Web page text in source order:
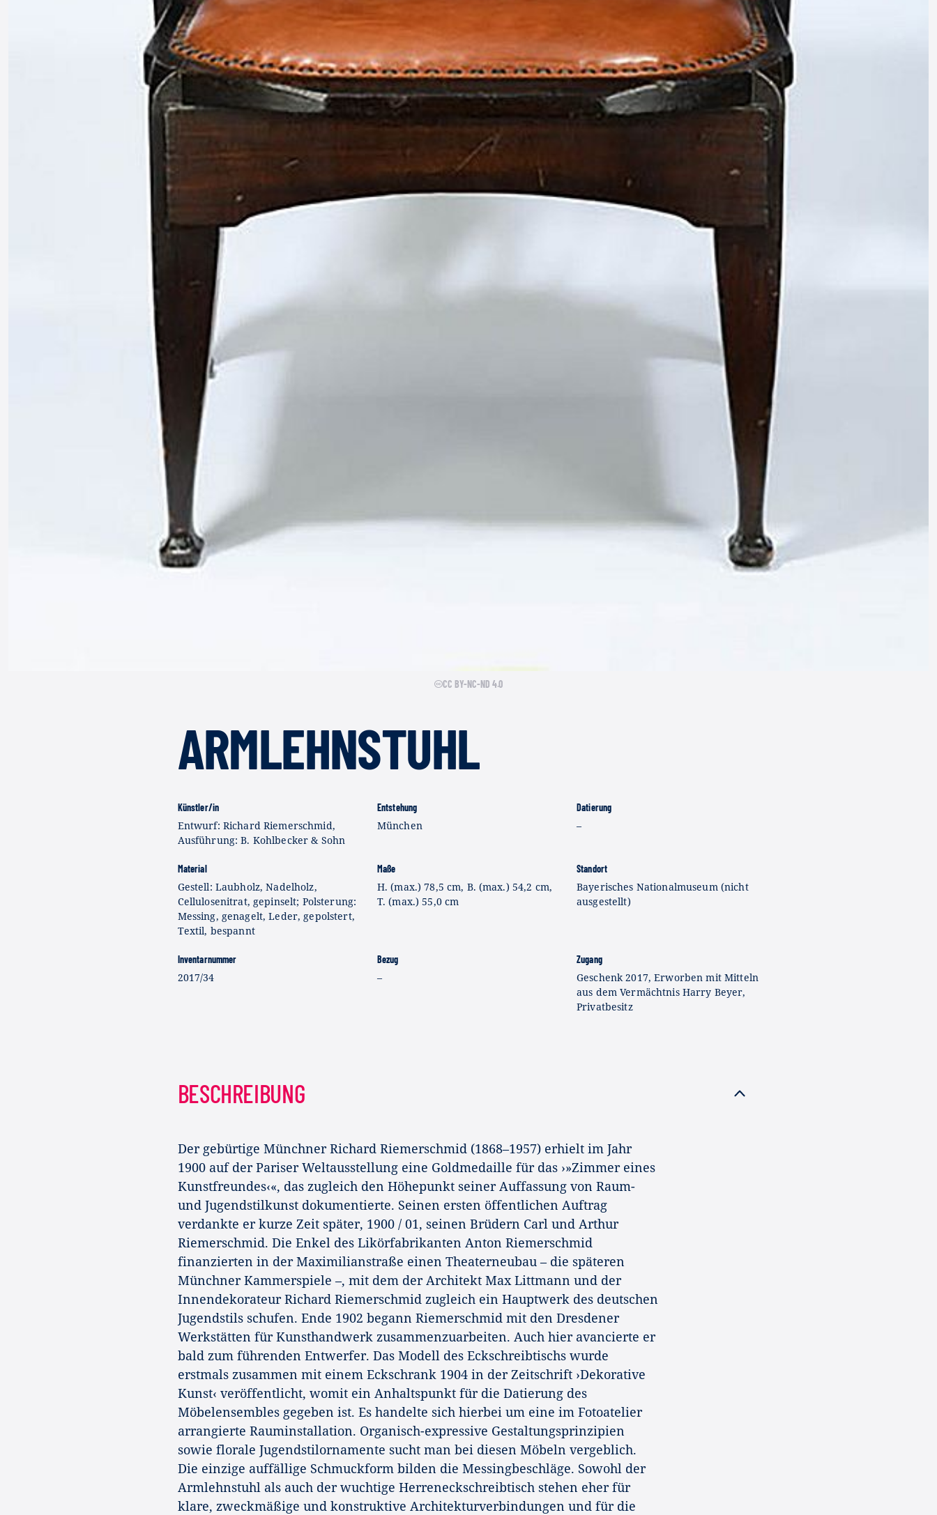
CC BY-NC-ND 4.0
ARMLEHNSTUHL
Künstler/in
Entwurf: Richard Riemerschmid,
Ausführung: B. Kohlbecker & Sohn
Entstehung
München
Datierung
–
Material
Gestell: Laubholz, Nadelholz,
Cellulosenitrat, gepinselt; Polsterung:
Messing, genagelt, Leder, gepolstert,
Textil, bespannt
Maße
H. (max.) 78,5 cm, B. (max.) 54,2 cm,
T. (max.) 55,0 cm
Standort
Bayerisches Nationalmuseum (nicht
ausgestellt)
Inventarnummer
2017/34
Bezug
–
Zugang
Geschenk 2017, Erworben mit Mitteln
aus dem Vermächtnis Harry Beyer,
Privatbesitz
BESCHREIBUNG
Der gebürtige Münchner Richard Riemerschmid (1868–1957) erhielt im Jahr
1900 auf der Pariser Weltausstellung eine Goldmedaille für das ›»Zimmer eines
Kunstfreundes‹«, das zugleich den Höhepunkt seiner Auffassung von Raum-
und Jugendstilkunst dokumentierte. Seinen ersten öffentlichen Auftrag
verdankte er kurze Zeit später, 1900 / 01, seinen Brüdern Carl und Arthur
Riemerschmid. Die Enkel des Likörfabrikanten Anton Riemerschmid
finanzierten in der Maximilianstraße einen Theaterneubau – die späteren
Münchner Kammerspiele –, mit dem der Architekt Max Littmann und der
Innendekorateur Richard Riemerschmid zugleich ein Hauptwerk des deutschen
Jugendstils schufen. Ende 1902 begann Riemerschmid mit den Dresdener
Werkstätten für Kunsthandwerk zusammenzuarbeiten. Auch hier avancierte er
bald zum führenden Entwerfer. Das Modell des Eckschreibtischs wurde
erstmals zusammen mit einem Eckschrank 1904 in der Zeitschrift ›Dekorative
Kunst‹ veröffentlicht, womit ein Anhaltspunkt für die Datierung des
Möbelensembles gegeben ist. Es handelte sich hierbei um eine im Fotoatelier
arrangierte Rauminstallation. Organisch-expressive Gestaltungsprinzipien
sowie florale Jugendstilornamente sucht man bei diesen Möbeln vergeblich.
Die einzige auffällige Schmuckform bilden die Messingbeschläge. Sowohl der
Armlehnstuhl als auch der wuchtige Herreneckschreibtisch stehen eher für
klare, zweckmäßige und konstruktive Architekturverbindungen und für die